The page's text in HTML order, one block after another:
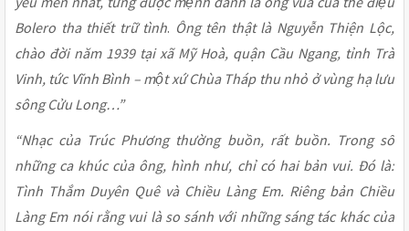
Bolero tha thiết trữ tình. Ông tên thật là Nguyễn Thiện Lộc,
chào đời năm 1939 tại xã Mỹ Hoà, quận Cầu Ngang, tỉnh Trà
Vinh, tức Vĩnh Bình – một xứ Chùa Tháp thu nhỏ ở vùng hạ lưu
sông Cửu Long…”
“Nhạc của Trúc Phương thường buồn, rất buồn. Trong số
những ca khúc của ông, hình như, chỉ có hai bản vui. Đó là:
Tình Thắm Duyên Quê và Chiều Làng Em. Riêng bản Chiều
Làng Em nói rằng vui là so sánh với những sáng tác khác của